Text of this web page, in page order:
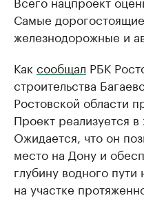
Самые
железнодорожные и
Как сообщал РБК
строительства
Ростовской области
Проект реализуется в
Ожидается, что он
место на Дону и
глубину водного
на участке